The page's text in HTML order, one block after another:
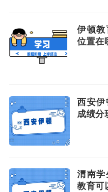
伊顿
位置在
西安
成绩分
渭南
教育可